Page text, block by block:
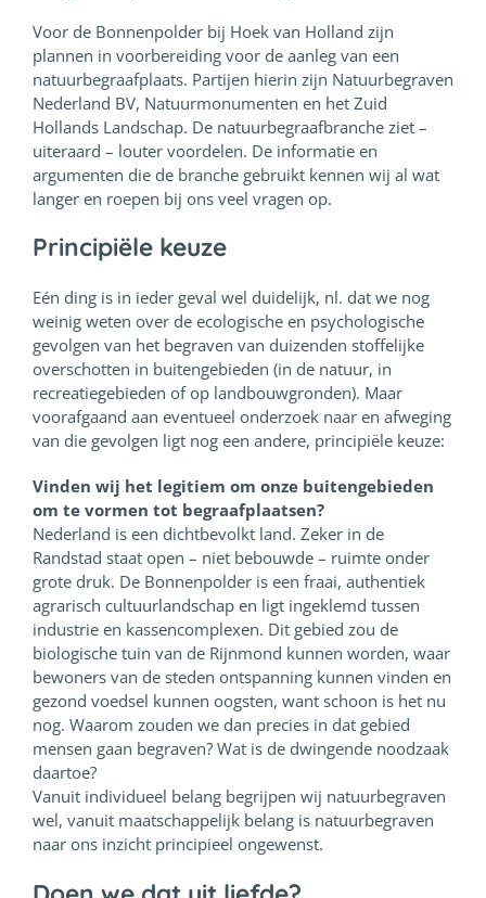
Voor de Bonnenpolder bij Hoek van Holland zijn
plannen in voorbereiding voor de aanleg van een
natuurbegraafplaats. Partijen hierin zijn Natuurbegraven
Nederland BV, Natuurmonumenten en het Zuid
Hollands Landschap. De natuurbegraafbranche ziet –
uiteraard – louter voordelen. De informatie en
argumenten die de branche gebruikt kennen wij al wat
langer en roepen bij ons veel vragen op.
Principiële keuze
Eén ding is in ieder geval wel duidelijk, nl. dat we nog
weinig weten over de ecologische en psychologische
gevolgen van het begraven van duizenden stoffelijke
overschotten in buitengebieden (in de natuur, in
recreatiegebieden of op landbouwgronden). Maar
voorafgaand aan eventueel onderzoek naar en afweging
van die gevolgen ligt nog een andere, principiële keuze:
Vinden wij het legitiem om onze buitengebieden
om te vormen tot begraafplaatsen?
Nederland is een dichtbevolkt land. Zeker in de
Randstad staat open – niet bebouwde – ruimte onder
grote druk. De Bonnenpolder is een fraai, authentiek
agrarisch cultuurlandschap en ligt ingeklemd tussen
industrie en kassencomplexen. Dit gebied zou de
biologische tuin van de Rijnmond kunnen worden, waar
bewoners van de steden ontspanning kunnen vinden en
gezond voedsel kunnen oogsten, want schoon is het nu
nog. Waarom zouden we dan precies in dat gebied
mensen gaan begraven? Wat is de dwingende noodzaak
daartoe?
Vanuit individueel belang begrijpen wij natuurbegraven
wel, vanuit maatschappelijk belang is natuurbegraven
naar ons inzicht principieel ongewenst.